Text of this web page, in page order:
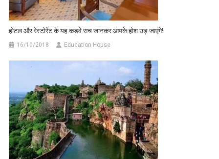
होटल और रेस्टोरेंट के यह कड़वे सच जानकर आपके होश उड़ जाएंगे!
16/10/2018 Education House